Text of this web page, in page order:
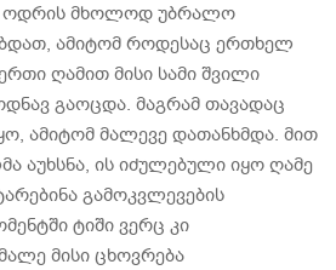
ოდრის მხოლოდ უბრალო
ამიტომ როდესაც ერთხელ
ღამით მისი სამი შვილი
გაოცდა. მაგრამ თავადაც
ამიტომ მალევე დათანხმდა. მით
აუხსნა, ის იძულებული იყო ღამე
გამოკვლევების
ტიში ვერც კი
მისი ცხოვრება